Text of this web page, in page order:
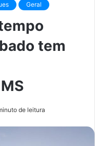
Geral
tem
de leitura